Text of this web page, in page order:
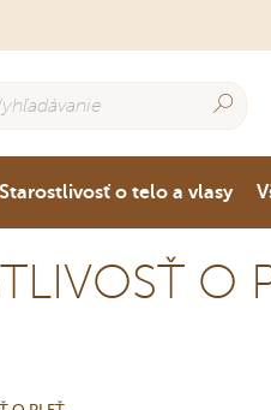
Starostlivosť o telo a vlasy
O